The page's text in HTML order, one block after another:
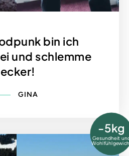
bin ich
und schlemme
GINA
-5kg
Gesundheit